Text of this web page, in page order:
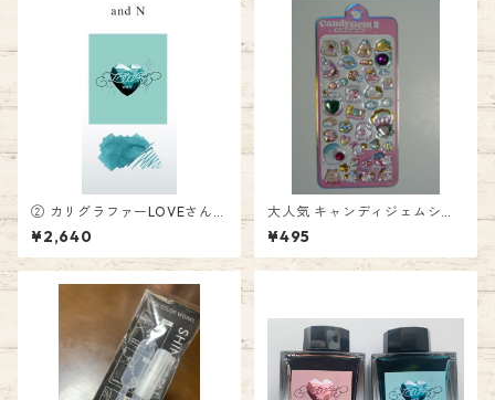
② カリグラファーLOVEさん監
修 NINE雑貨ストアインク Fou
ntain Pen Ink
¥2,640
大人気 キャンディジェムシー
ル２ 495円 ST-2210
¥495